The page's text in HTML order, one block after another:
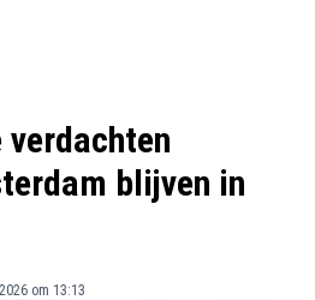
verdachten
blijven in
om 13:13